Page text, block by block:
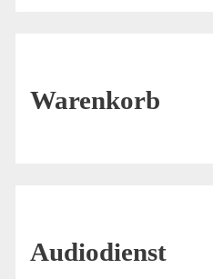
Warenkorb
Audiodienst